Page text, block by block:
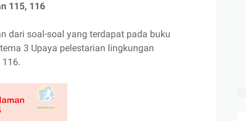
115, 116
dari soal-soal yang terdapat pada buku
3 Upaya pelestarian lingkungan